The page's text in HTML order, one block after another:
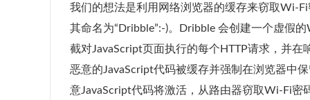
我们的想法是利用网络浏览器的缓存来窃取Wi-
其命名为“Dribble”:-)。Dribble 会创建一个虚假
截对JavaScript页面执行的每个HTTP请求，并
恶意的JavaScript代码被缓存并强制在浏览器中
意JavaScript代码将激活，从路由器窃取Wi-Fi